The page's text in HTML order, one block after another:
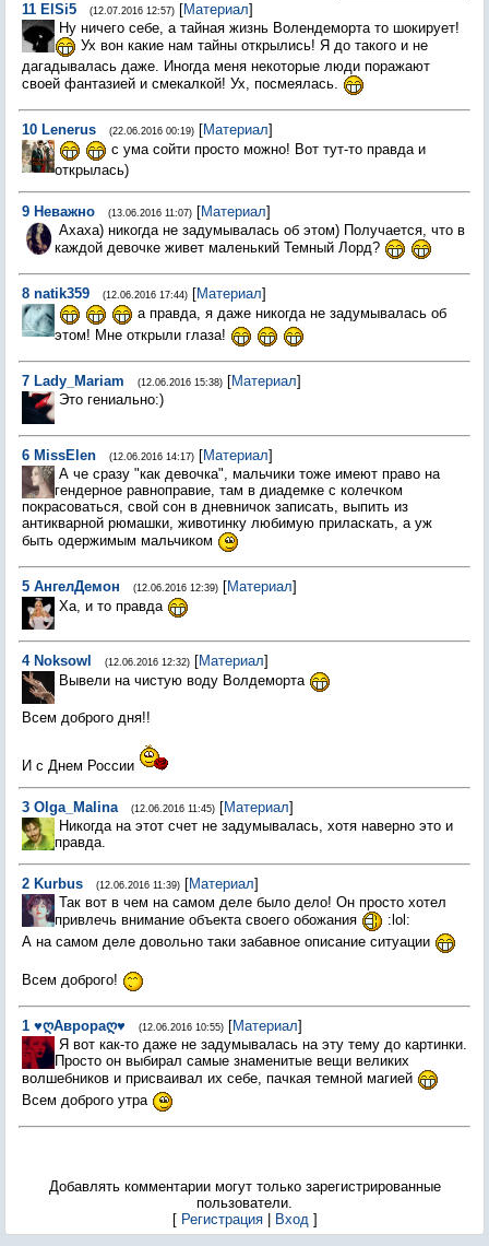
11 ElSi5 (12.07.2016 12:57) [Материал]
Ну ничего себе, а тайная жизнь Волендеморта то шокирует!
Ух вон какие нам тайны открылись! Я до такого и не
дагадывалась даже. Иногда меня некоторые люди поражают
своей фантазией и смекалкой! Ух, посмеялась.
10 Lenerus (22.06.2016 00:19) [Материал]
с ума сойти просто можно! Вот тут-то правда и
открылась)
9 Неважно (13.06.2016 11:07) [Материал]
Ахаха) никогда не задумывалась об этом) Получается, что в
каждой девочке живет маленький Темный Лорд?
8 natik359 (12.06.2016 17:44) [Материал]
а правда, я даже никогда не задумывалась об
этом! Мне открыли глаза!
7 Lady_Mariam (12.06.2016 15:38) [Материал]
Это гениально:)
6 MissElen (12.06.2016 14:17) [Материал]
А че сразу "как девочка", мальчики тоже имеют право на
гендерное равноправие, там в диадемке с колечком
покрасоваться, свой сон в дневничок записать, выпить из
антикварной рюмашки, животинку любимую приласкать, а уж
быть одержимым мальчиком
5 АнгелДемон (12.06.2016 12:39) [Материал]
Ха, и то правда
4 Noksowl (12.06.2016 12:32) [Материал]
Вывели на чистую воду Волдеморта
Всем доброго дня!!
И с Днем России
3 Olga_Malina (12.06.2016 11:45) [Материал]
Никогда на этот счет не задумывалась, хотя наверно это и
правда.
2 Kurbus (12.06.2016 11:39) [Материал]
Так вот в чем на самом деле было дело! Он просто хотел
привлечь внимание объекта своего обожания
:lol:
А на самом деле довольно таки забавное описание ситуации
Всем доброго!
1 ♥ღАврораღ♥ (12.06.2016 10:55) [Материал]
Я вот как-то даже не задумывалась на эту тему до картинки.
Просто он выбирал самые знаменитые вещи великих
волшебников и присваивал их себе, пачкая темной магией
Всем доброго утра
Добавлять комментарии могут только зарегистрированные
пользователи.
[ Регистрация| Вход]